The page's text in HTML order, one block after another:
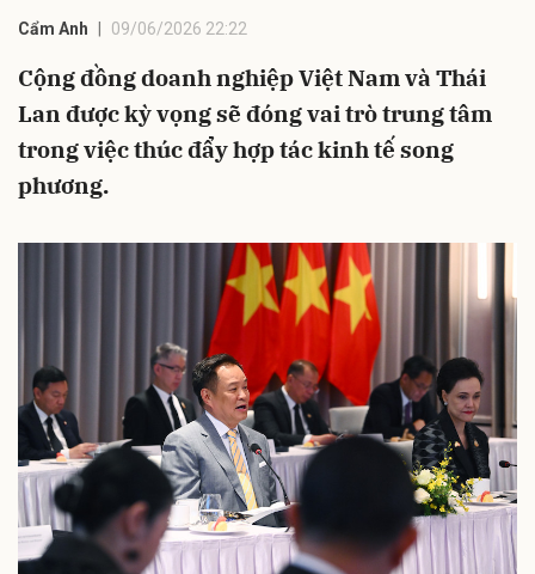
Cẩm Anh 09/06/2026 22:22
Cộng đồng doanh nghiệp Việt Nam và Thái
Lan được kỳ vọng sẽ đóng vai trò trung tâm
trong việc thúc đẩy hợp tác kinh tế song
phương.
Hủy